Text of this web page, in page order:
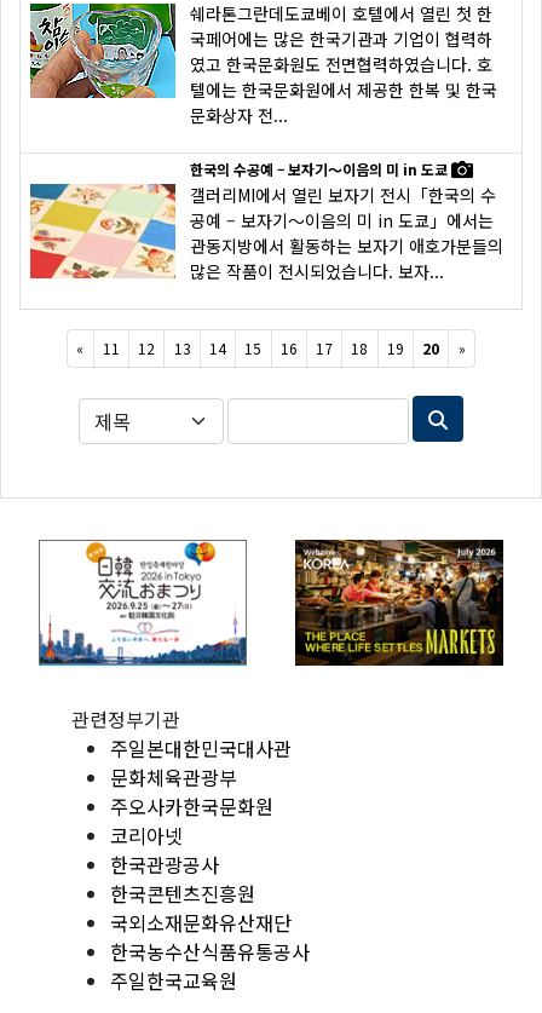
쉐라톤그란데도쿄베이 호텔에서 열린 첫 한
국페어에는 많은 한국기관과 기업이 협력하
였고 한국문화원도 전면협력하였습니다. 호
텔에는 한국문화원에서 제공한 한복 및 한국
문화상자 전...
한국의 수공예 – 보자기～이음의 미 in 도쿄
갤러리MI에서 열린 보자기 전시「한국의 수
공예 – 보자기～이음의 미 in 도쿄」에서는
관동지방에서 활동하는 보자기 애호가분들의
많은 작품이 전시되었습니다. 보자...
«Previous
11 12 13 14 15 16 17 18 19 20 »Next
관련정부기관
주일본대한민국대사관
문화체육관광부
주오사카한국문화원
코리아넷
한국관광공사
한국콘텐츠진흥원
국외소재문화유산재단
한국농수산식품유통공사
주일한국교육원